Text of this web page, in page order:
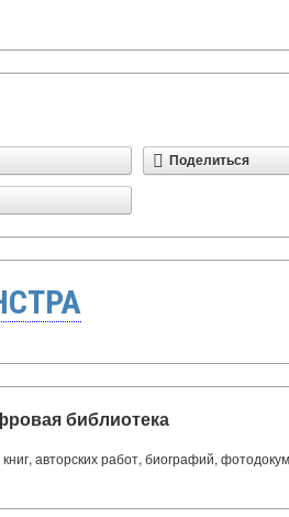
Поделиться
библиотека
авторских работ, биографий,